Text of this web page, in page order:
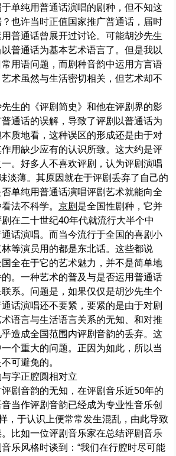
单纯用普通话演唱的剧种，但不知这
也许当时正值国家推广普通话，届时
普通话曾展开过讨论。可能胡沙先生
普通话为基本艺术语言了。但是我以
用语问题，而剧种音韵中运用方言语
术虽然与生活密切相关，但艺术却不
生的《评剧简史》和他在评剧界的影
通话的误解，导致了评剧以普通话为
质地看，这种误区的形成还是由于对
用缺少应有的认识所致。这大约是评
。好多人不喜欢评剧，认为评剧演唱
淡薄。其原因就在于评剧丢弃了自己的
单纯用普通话演唱评剧艺术就能向全
法不科学。 京剧 是全国性剧种，它并
在二十世纪40年代就流行大半个中
话演唱。而当今流行于全国的喜剧小
等演员用的都是东北话。这些都说
全在于它的艺术魅力，并不是简单地
。一种艺术的普及与是否运用普通话
系。问题是，如果仅仅是胡沙先生个
话演唱还不要紧，要紧的是由于对剧
语言与生活语言关系的无知、和对推
造成全国范围内评剧音韵的丢弃。这
个重大的问题。正因为如此，所以当
可避免的。
字正腔圆相对立
剧音韵的无知，在评剧音乐近50年的
当作评剧音韵已经成为专业性音乐创
，于认识上便常常发生混乱，由此导致
比如一位评剧音乐家在总结评剧音乐
乐风格时谈到：“我们在行腔时尽可能